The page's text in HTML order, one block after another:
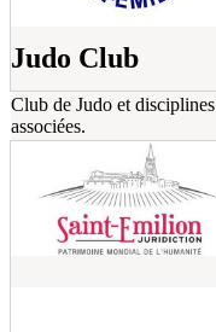
Judo Club
Club de Judo et disciplines
associées.